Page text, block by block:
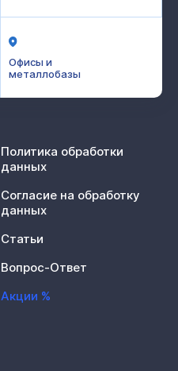
Офисы и
металлобазы
Политика обработки
данных
Согласие на обработку
данных
Статьи
Вопрос-Ответ
Акции %